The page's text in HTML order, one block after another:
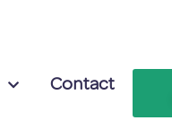
Contact